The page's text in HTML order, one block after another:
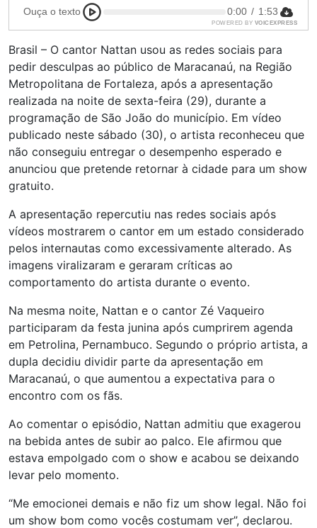
Ouça o texto 0:00 / 1:53
POWERED BY VOICEXPRESS
Brasil – O cantor Nattan usou as redes sociais para
pedir desculpas ao público de Maracanaú, na Região
Metropolitana de Fortaleza, após a apresentação
realizada na noite de sexta-feira (29), durante a
programação de São João do município. Em vídeo
publicado neste sábado (30), o artista reconheceu que
não conseguiu entregar o desempenho esperado e
anunciou que pretende retornar à cidade para um show
gratuito.
A apresentação repercutiu nas redes sociais após
vídeos mostrarem o cantor em um estado considerado
pelos internautas como excessivamente alterado. As
imagens viralizaram e geraram críticas ao
comportamento do artista durante o evento.
Na mesma noite, Nattan e o cantor Zé Vaqueiro
participaram da festa junina após cumprirem agenda
em Petrolina, Pernambuco. Segundo o próprio artista, a
dupla decidiu dividir parte da apresentação em
Maracanaú, o que aumentou a expectativa para o
encontro com os fãs.
Ao comentar o episódio, Nattan admitiu que exagerou
na bebida antes de subir ao palco. Ele afirmou que
estava empolgado com o show e acabou se deixando
levar pelo momento.
“Me emocionei demais e não fiz um show legal. Não foi
um show bom como vocês costumam ver”, declarou.